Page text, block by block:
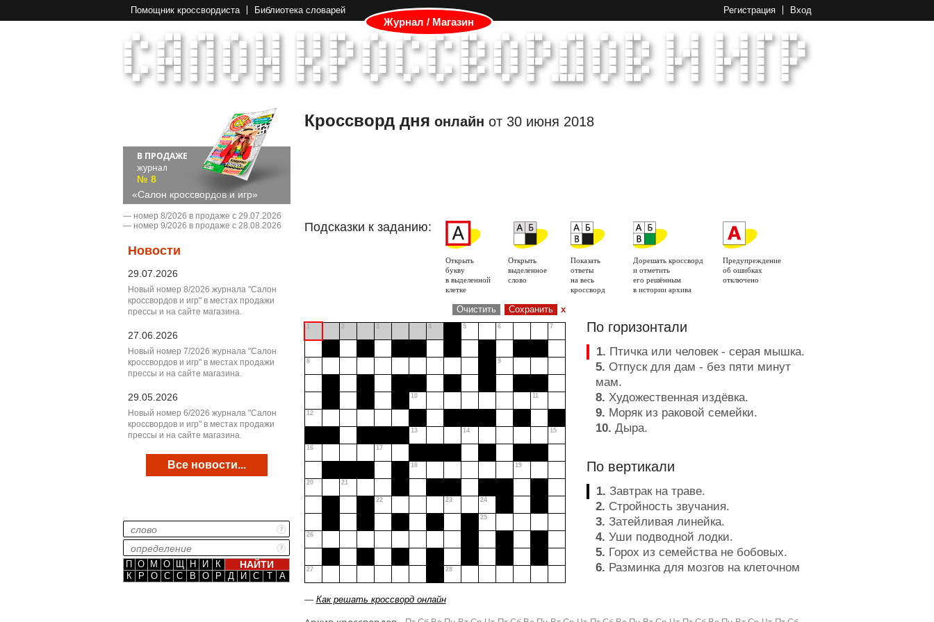
Помощник кроссвордиста Библиотека словарей
Журнал / Магазин
Регистрация Вход
В ПРОДАЖЕ
журнал
№ 8
«Салон кроссвордов и игр»
― номер 8/2026 в продаже с 29.07.2026
― номер 9/2026 в продаже с 28.08.2026
Новости
29.07.2026
Новый номер 8/2026 журнала "Салон
кроссвордов и игр" в местах продажи
прессы и на сайте магазина.
27.06.2026
Новый номер 7/2026 журнала "Салон
кроссвордов и игр" в местах продажи
прессы и на сайте магазина.
29.05.2026
Новый номер 6/2026 журнала "Салон
кроссвордов и игр" в местах продажи
прессы и на сайте магазина.
Все новости...
П О М О Щ Н И
К
К
Р О С С В О Р Д И С Т А
Кроссворд дня онлайн от 30 июня 2018
Подсказки к заданию:
Открыть
букву
в выделенной
клетке
Открыть
выделенное
слово
Показать
ответы
на весь
кроссворд
Дорешать кроссворд
и отметить
его решённым
в истории архива
Предупреждение
об ошибках
отключено
Очистить Сохранить x
1 2 3 4 5 6 7
8 9
10 11
12
13 14 15
16 17
18 19
20 21
22 23 24
25
26
27 28
По горизонтали
1. Птичка или человек - серая мышка.
5. Отпуск для дам - без пяти минут
мам.
8. Художественная издёвка.
9. Моряк из раковой семейки.
10. Дыра.
ручейком кажется.
13 .Исследователь пучин.
16
.Неразлучная компания
альпинистов.
18 .Она чёрная? - Нет, красная. - А
почему она белая? - Потому что
зелёная (загадка).
20 .Дикарь с пятачком.
По вертикали
1. Завтрак на траве.
2. Стройность звучания.
3. Затейливая линейка.
4. Уши подводной лодки.
5. Горох из семейства не бобовых.
6. Разминка для мозгов на клеточном
— Как решать кроссворд онлайн